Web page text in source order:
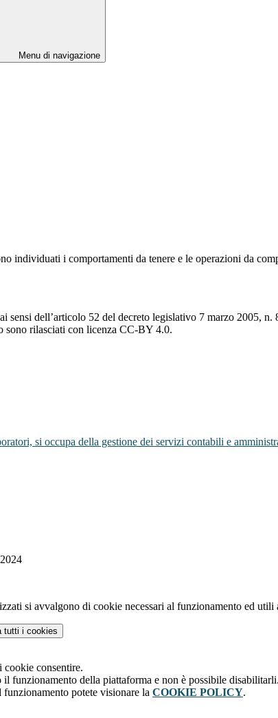
Menu di navigazione
individuati i comportamenti da tenere e le operazioni da
sensi dell’articolo 52 del decreto legislativo 7 marzo 2005,
sono rilasciati con licenza CC-BY 4.0.
si occupa della gestione dei servizi contabili e
si avvalgono di cookie necessari al funzionamento ed
tutti i cookies
cookie consentire.
funzionamento della piattaforma e non è possibile disabilitarli.
potete visionare la COOKIE POLICY.